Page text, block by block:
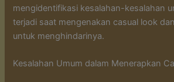
mengidentifikasi kesalahan-kesalahan
terjadi saat mengenakan casual look
untuk menghindarinya.
Kesalahan Umum dalam Menerapkan